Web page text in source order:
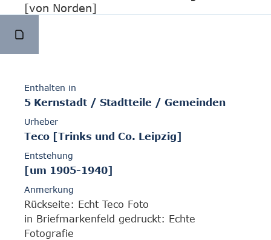
[von Norden]
Enthalten in
5 Kernstadt / Stadtteile / Gemeinden
Urheber
Teco [Trinks und Co. Leipzig]
Entstehung
[um 1905-1940]
Anmerkung
Rückseite: Echt Teco Foto
in Briefmarkenfeld gedruckt: Echte
Fotografie